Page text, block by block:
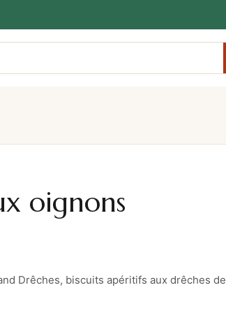
oignons
Drêches, biscuits apéritifs aux drêches de